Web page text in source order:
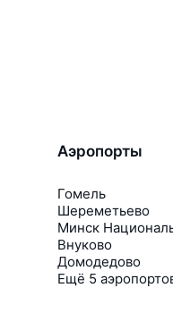
Аэропорты
Гомель
Шереметьево
Минск
Внуково
Домодедово
Ещё 5